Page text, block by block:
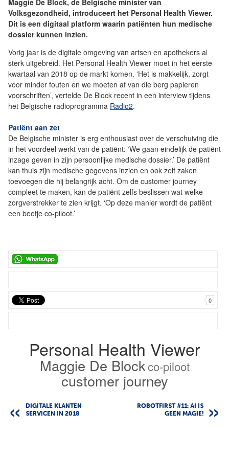
Maggie De Block, de Belgische minister van
Volksgezondheid, introduceert het Personal Health Viewer.
Dit is een digitaal platform waarin patiënten hun medische
dossier kunnen inzien.
Vorig jaar is de digitale omgeving van artsen en apothekers al
sterk uitgebreid. Het Personal Health Viewer moet in het eerste
kwartaal van 2018 op de markt komen. ‘Het is makkelijk, zorgt
voor minder fouten en we moeten af van die berg papieren
voorschriften’, vertelde De Block recent in een interview tijdens
het Belgische radioprogramma Radio2.
Patiënt aan zet
De Belgische minister is erg enthousiast over de verschuiving die
in het voordeel werkt van de patiënt: ‘We gaan eindelijk de patiënt
inzage geven in zijn persoonlijke medische dossier.’ De patiënt
kan thuis zijn medische gegevens inzien en ook zelf zaken
toevoegen die hij belangrijk acht. Om de customer journey
compleet te maken, kan de patiënt zelfs beslissen wat welke
zorgverstrekker te zien krijgt. ‘Op deze manier wordt de patiënt
een beetje co-piloot.’
0
Personal Health Viewer
Maggie De Blockco-piloot
customer journey
DIGITALE KLANTEN
SERVICEN IN 2018
ROBOTFIRST #11: AI IS
GEEN MAGIE!